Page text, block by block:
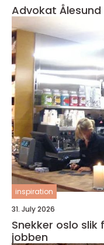
inspiration
31. July 2026
Snekker oslo slik finner du riktig fagperson til
jobben